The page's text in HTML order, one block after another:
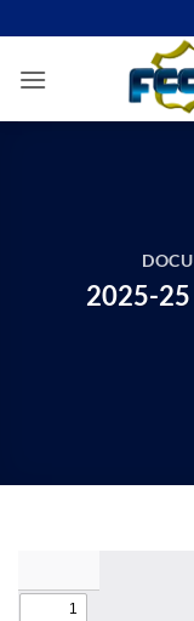
au
contenu
2025-